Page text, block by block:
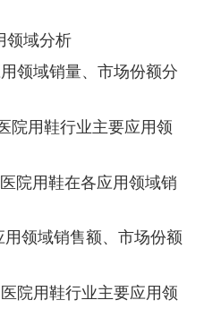
领域分析
领域销量、市场份额分
院用鞋行业主要应用领
院用鞋在各应用领域销
领域销售额、市场份额
院用鞋行业主要应用领